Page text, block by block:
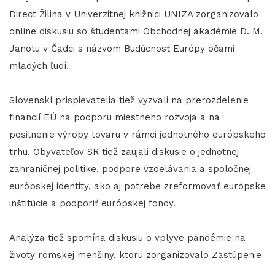
Direct Žilina v Univerzitnej knižnici UNIZA zorganizovalo
online diskusiu so študentami Obchodnej akadémie D. M.
Janotu v Čadci s názvom Budúcnosť Európy očami
mladých ľudí.
Slovenskí prispievatelia tiež vyzvali na prerozdelenie
financií EÚ na podporu miestneho rozvoja a na
posilnenie výroby tovaru v rámci jednotného európskeho
trhu. Obyvateľov SR tiež zaujali diskusie o jednotnej
zahraničnej politike, podpore vzdelávania a spoločnej
európskej identity, ako aj potrebe zreformovať európske
inštitúcie a podporiť európskej fondy.
Analýza tiež spomína diskusiu o vplyve pandémie na
životy rómskej menšiny, ktorú zorganizovalo Zastúpenie